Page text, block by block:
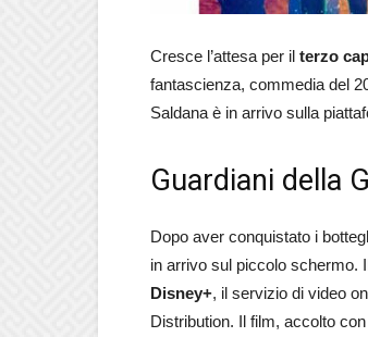
Cresce l’attesa per il terzo
fantascienza, commedia del
Saldana è in arrivo sulla
Guardiani della
Dopo aver conquistato i
in arrivo sul piccolo schermo.
Disney+, il servizio di video
Distribution. Il film, accolto